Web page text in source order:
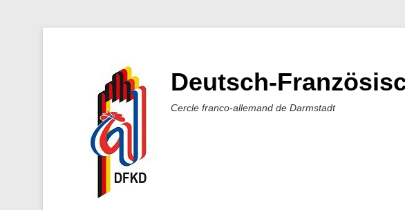
Deutsch-
Cercle franco-allemand de Darmstadt